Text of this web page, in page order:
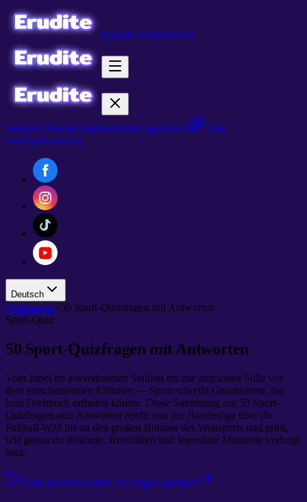
Erudite herunterladen
StartseiteNewsKategorienQuizfragenQuiz
Quiz
erstellenNeuFAQ
Deutsch
Quizfragen>50 Sport-Quizfragen mit Antworten
Sport-Quiz
50 Sport-Quizfragen mit Antworten
Vom Jubel im ausverkauften Stadion bis zur atemlosen Stille vor
dem entscheidenden Elfmeter — Sport schreibt Geschichten, die
kein Drehbuch erfinden könnte. Diese Sammlung mit 50 Sport-
Quizfragen und Antworten reicht von der Bundesliga über die
Fußball-WM bis zu den großen Bühnen des Welt­sports und prüft,
wie genau du Rekorde, Rivalitäten und legendäre Momente verfolgt
hast.
Quiz spielenZu allen 50 Fragen springen